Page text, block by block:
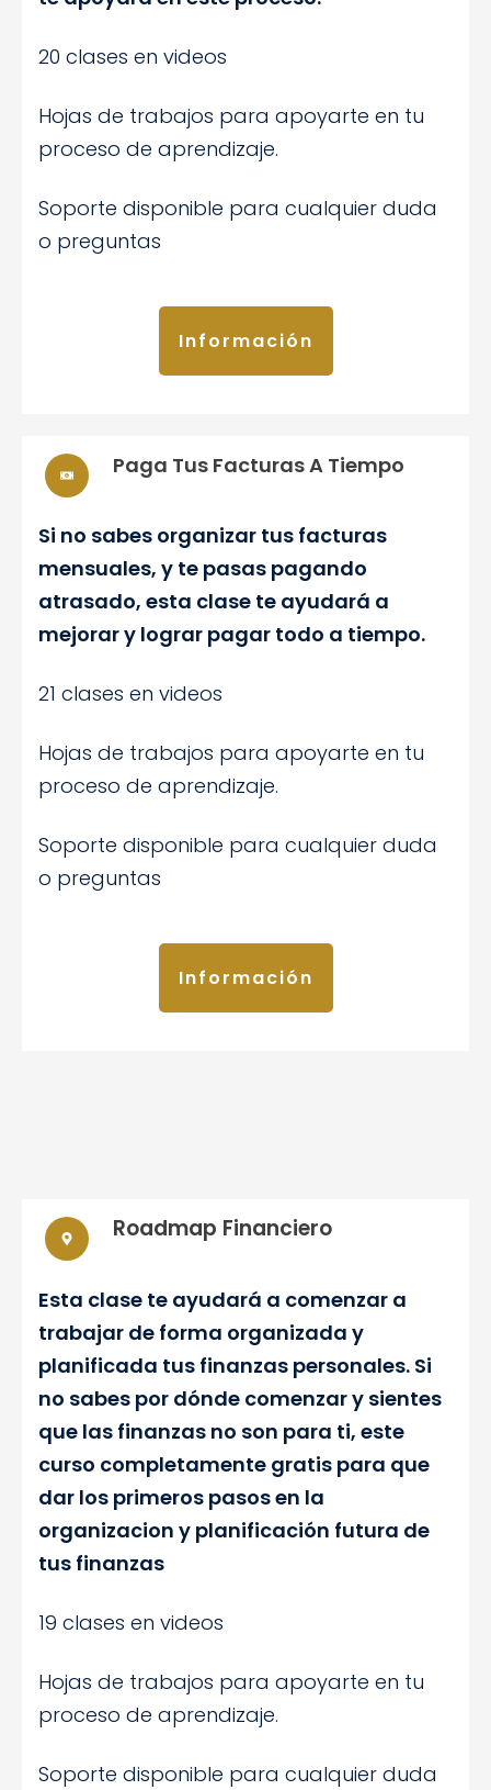
20 clases en videos
Hojas de trabajos para apoyarte en tu
proceso de aprendizaje.
Soporte disponible para cualquier duda
o preguntas
Información
Paga Tus Facturas A Tiempo
Si no sabes organizar tus facturas
mensuales, y te pasas pagando
atrasado, esta clase te ayudará a
mejorar y lograr pagar todo a tiempo.
21 clases en videos
Hojas de trabajos para apoyarte en tu
proceso de aprendizaje.
Soporte disponible para cualquier duda
o preguntas
Información
Roadmap Financiero
Esta clase te ayudará a comenzar a
trabajar de forma organizada y
planificada tus finanzas personales. Si
no sabes por dónde comenzar y sientes
que las finanzas no son para ti, este
curso completamente gratis para que
dar los primeros pasos en la
organizacion y planificación futura de
tus finanzas
19 clases en videos
Hojas de trabajos para apoyarte en tu
proceso de aprendizaje.
Soporte disponible para cualquier duda